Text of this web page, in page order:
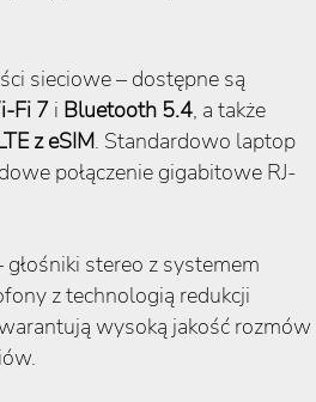
sieciowe – dostępne są
Fi 7 i Bluetooth 5.4, a także
z eSIM. Standardowo laptop
połączenie gigabitowe RJ-
stereo z systemem
z technologią redukcji
wysoką jakość rozmów